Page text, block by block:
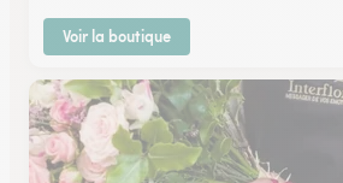
Voir la boutique